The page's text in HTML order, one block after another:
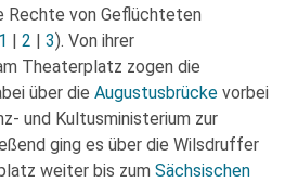
Rechte von Geflüchteten
| 2 | 3). Von ihrer
Theaterplatz zogen die
über die Augustusbrücke vorbei
und Kultusministerium zur
ging es über die Wilsdruffer
weiter bis zum Sächsischen